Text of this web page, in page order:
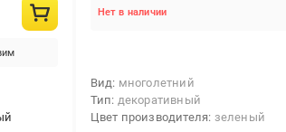
Нет в наличии
Вид многолетний
Тип декоративный
Цвет производителя зеленый